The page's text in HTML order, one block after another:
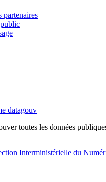
partenaires
datagouv
toutes les données
Interministérielle du